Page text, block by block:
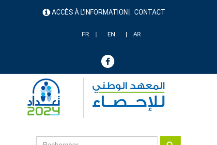
menu ACCÈS À L'INFORMATION CONTACT
FR EN AR